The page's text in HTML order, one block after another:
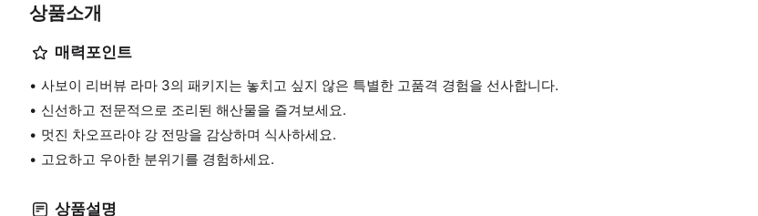
상품소개
매력포인트
사보이 리버뷰 라마 3의 패키지는 놓치고 싶지 않은 특별한 고품격 경험을 선사합니다.
신선하고 전문적으로 조리된 해산물을 즐겨보세요.
멋진 차오프라야 강 전망을 감상하며 식사하세요.
고요하고 우아한 분위기를 경험하세요.
상품설명